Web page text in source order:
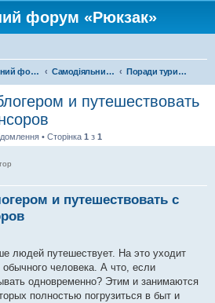
форум «Рюкзак»
Туристичний форум «Рюкзак» Самодіяльний туризм Поради туристам
и путешествовать
• Сторінка 1 з 1
и путешествовать с
людей путешествует. На это уходит
человека. А что, если
одновременно? Этим и занимаются
полностью погрузиться в быт и